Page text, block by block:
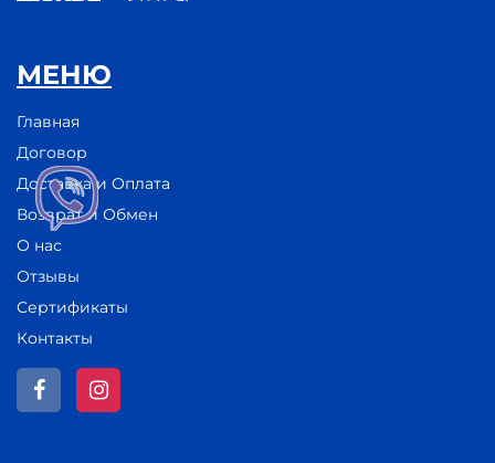
МЕНЮ
Главная
Договор
Доставка и Оплата
Возврат и Обмен
О нас
Отзывы
Сертификаты
Контакты